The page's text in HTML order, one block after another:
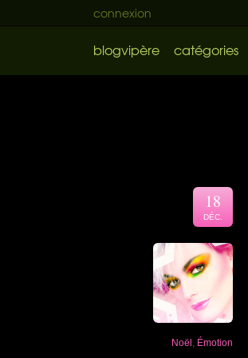
connexion
blogvipère catégories
18
DÉC.
Noël Émotion